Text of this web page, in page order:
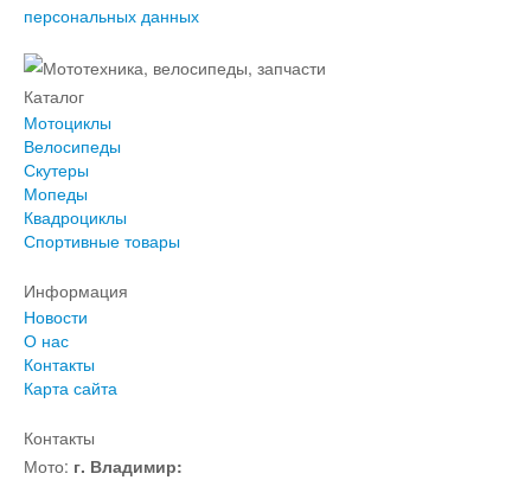
персональных данных
Каталог
Мотоциклы
Велосипеды
Скутеры
Мопеды
Квадроциклы
Спортивные товары
Информация
Новости
О нас
Контакты
Карта сайта
Контакты
Мото: г. Владимир: